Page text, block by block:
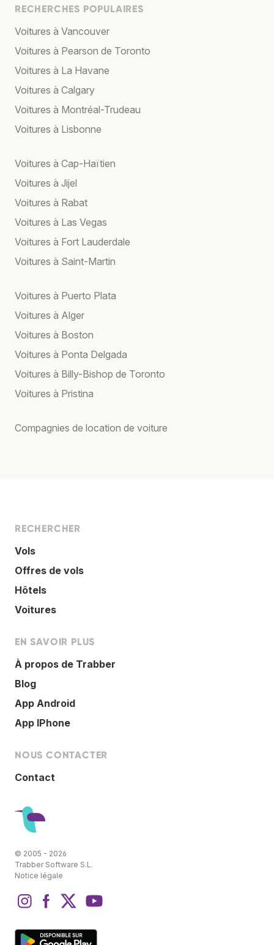
RECHERCHES POPULAIRES
Voitures à Vancouver
Voitures à Pearson de Toronto
Voitures à La Havane
Voitures à Calgary
Voitures à Montréal-Trudeau
Voitures à Lisbonne
Voitures à Cap-Haïtien
Voitures à Jijel
Voitures à Rabat
Voitures à Las Vegas
Voitures à Fort Lauderdale
Voitures à Saint-Martin
Voitures à Puerto Plata
Voitures à Alger
Voitures à Boston
Voitures à Ponta Delgada
Voitures à Billy-Bishop de Toronto
Voitures à Pristina
Compagnies de location de voiture
RECHERCHER
Vols
Offres de vols
Hôtels
Voitures
EN SAVOIR PLUS
À propos de Trabber
Blog
App Android
App IPhone
NOUS CONTACTER
Contact
© 2005 - 2026
Trabber Software S.L.
Notice légale